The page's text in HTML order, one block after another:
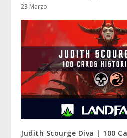
23 Marzo
Judith Scourge Diva | 100